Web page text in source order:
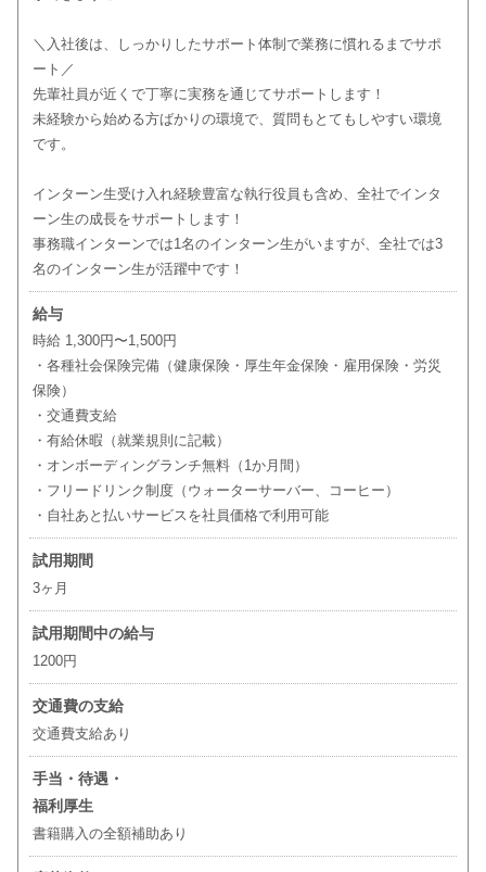
＼入社後は、しっかりしたサポート体制で業務に慣れるまでサポ
ート／
先輩社員が近くで丁寧に実務を通じてサポートします！
未経験から始める方ばかりの環境で、質問もとてもしやすい環境
です。
インターン生受け入れ経験豊富な執行役員も含め、全社でインタ
ーン生の成長をサポートします！
事務職インターンでは1名のインターン生がいますが、全社では3
名のインターン生が活躍中です！
給与
時給 1,300円〜1,500円
・各種社会保険完備（健康保険・厚生年金保険・雇用保険・労災
保険）
・交通費支給
・有給休暇（就業規則に記載）
・オンボーディングランチ無料（1か月間）
・フリードリンク制度（ウォーターサーバー、コーヒー）
・自社あと払いサービスを社員価格で利用可能
試用期間
3ヶ月
試用期間中の給与
1200円
交通費の支給
交通費支給あり
手当・待遇・
福利厚生
書籍購入の全額補助あり